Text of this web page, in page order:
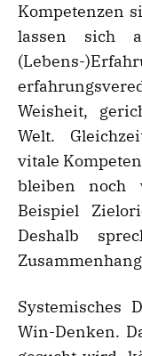
Kompetenzen
lassen sich
(Lebens-
Weisheit,
Welt.
vitale
bleiben noch
Beispiel
Deshalb
Systemisches
Win-Denken.